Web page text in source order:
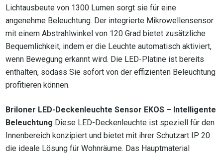
Lichtausbeute von 1300 Lumen sorgt sie für eine
angenehme Beleuchtung. Der integrierte Mikrowellensensor
mit einem Abstrahlwinkel von 120 Grad bietet zusätzliche
Bequemlichkeit, indem er die Leuchte automatisch aktiviert,
wenn Bewegung erkannt wird. Die LED-Platine ist bereits
enthalten, sodass Sie sofort von der effizienten Beleuchtung
profitieren können.
Briloner LED-Deckenleuchte Sensor EKOS – Intelligente
Beleuchtung Diese LED-Deckenleuchte ist speziell für den
Innenbereich konzipiert und bietet mit ihrer Schutzart IP 20
die ideale Lösung für Wohnräume. Das Hauptmaterial